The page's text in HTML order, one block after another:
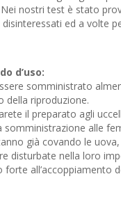
nostri test è stato
ed a volte
d’uso:
somministrato
della riproduzione.
il preparato agli
somministrazione alle
già covando le
disturbate nella loro
forte all’accoppiamento